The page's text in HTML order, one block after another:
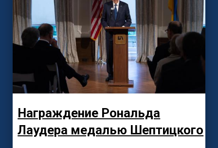
Награждение Рональда
Лаудера медалью Шептицкого